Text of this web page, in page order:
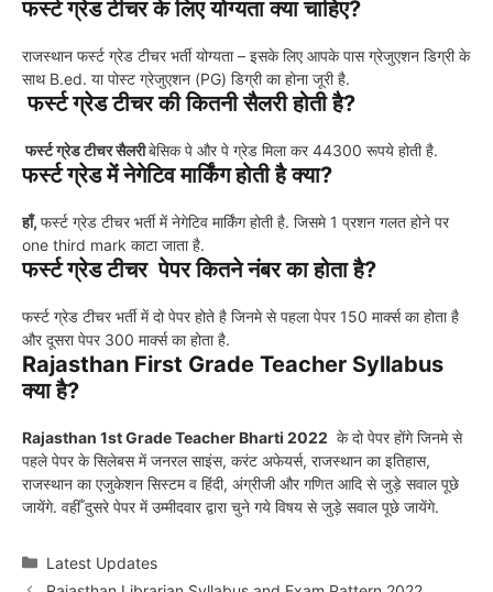
फर्स्ट ग्रेड टीचर के लिए योग्यता क्या चाहिए?
राजस्थान फर्स्ट ग्रेड टीचर भर्ती योग्यता – इसके लिए आपके पास ग्रेजुएशन डिग्री के
साथ B.ed. या पोस्ट ग्रेजुएशन (PG) डिग्री का होना जूरी है.
फर्स्ट ग्रेड टीचर की कितनी सैलरी होती है?
फर्स्ट ग्रेड टीचर सैलरीबेसिक पे और पे ग्रेड मिला कर 44300 रूपये होती है.
फर्स्ट ग्रेड में नेगेटिव मार्किंग होती है क्या?
हाँ, फर्स्ट ग्रेड टीचर भर्ती में नेगेटिव मार्किंग होती है. जिसमे 1 प्रशन गलत होने पर
one third mark काटा जाता है.
फर्स्ट ग्रेड टीचर पेपर कितने नंबर का होता है?
फर्स्ट ग्रेड टीचर भर्ती में दो पेपर होते है जिनमे से पहला पेपर 150 मार्क्स का होता है
और दूसरा पेपर 300 मार्क्स का होता है.
Rajasthan First Grade Teacher Syllabus
क्या है?
Rajasthan 1st Grade Teacher Bharti 2022 के दो पेपर होंगे जिनमे से
पहले पेपर के सिलेबस में जनरल साइंस, करंट अफेयर्स, राजस्थान का इतिहास,
राजस्थान का एजुकेशन सिस्टम व हिंदी, अंग्रीजी और गणित आदि से जुड़े सवाल पूछे
जायेंगे. वहीँ दुसरे पेपर में उम्मीदवार द्वारा चुने गये विषय से जुड़े सवाल पूछे जायेंगे.
Categories
Latest Updates